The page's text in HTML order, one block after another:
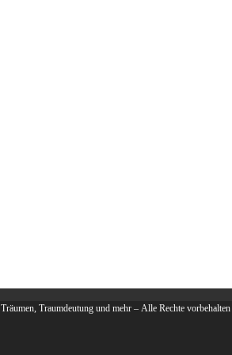
Träumen, Traumdeutung und mehr – Alle Rechte vorbehalten